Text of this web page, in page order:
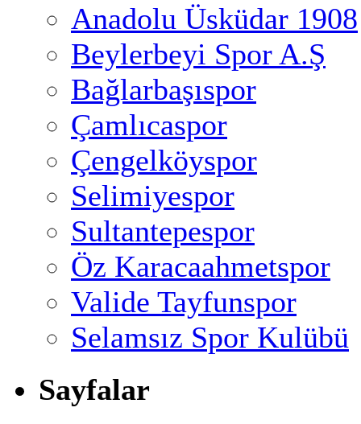
Anadolu Üsküdar 1908
Beylerbeyi Spor A.Ş
Bağlarbaşıspor
Çamlıcaspor
Çengelköyspor
Selimiyespor
Sultantepespor
Öz Karacaahmetspor
Valide Tayfunspor
Selamsız Spor Kulübü
Sayfalar